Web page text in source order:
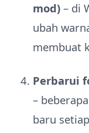
mod) – di
ubah
membuat
Perbarui
–
baru